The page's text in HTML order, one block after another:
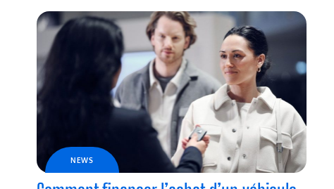
NEWS